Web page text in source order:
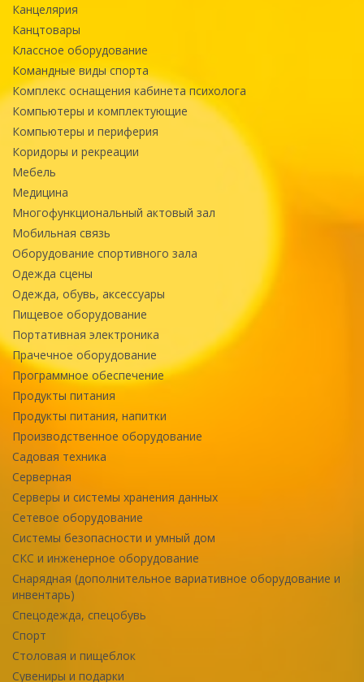
Канцелярия
Канцтовары
Классное оборудование
Командные виды спорта
Комплекс оснащения кабинета психолога
Компьютеры и комплектующие
Компьютеры и периферия
Коридоры и рекреации
Мебель
Медицина
Многофункциональный актовый зал
Мобильная связь
Оборудование спортивного зала
Одежда сцены
Одежда, обувь, аксессуары
Пищевое оборудование
Портативная электроника
Прачечное оборудование
Программное обеспечение
Продукты питания
Продукты питания, напитки
Производственное оборудование
Садовая техника
Серверная
Серверы и системы хранения данных
Сетевое оборудование
Системы безопасности и умный дом
СКС и инженерное оборудование
Снарядная (дополнительное вариативное оборудование и
инвентарь)
Спецодежда, спецобувь
Спорт
Столовая и пищеблок
Сувениры и подарки